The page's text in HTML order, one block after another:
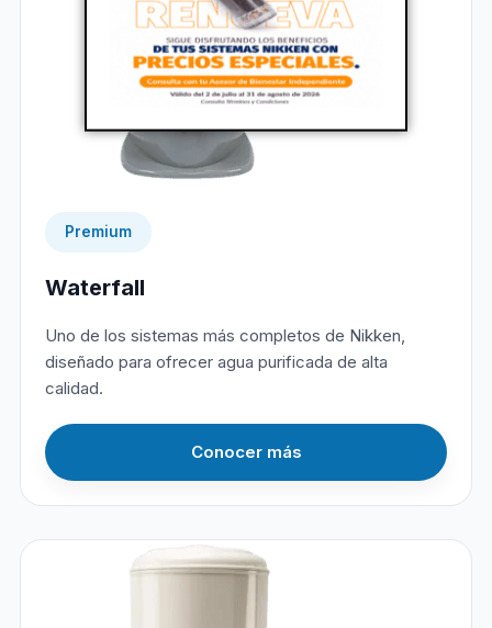
Premium
Waterfall
Uno de los sistemas más completos de Nikken,
diseñado para ofrecer agua purificada de alta
calidad.
Conocer más